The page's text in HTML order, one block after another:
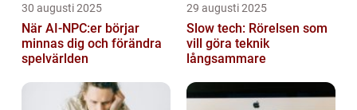
30 augusti 2025
När AI-NPC:er börjar
minnas dig och förändra
spelvärlden
29 augusti 2025
Slow tech: Rörelsen som
vill göra teknik
långsammare